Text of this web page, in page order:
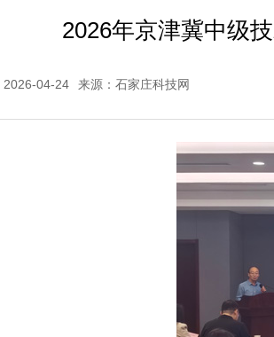
2026年京津冀中级
2026-04-24 来源：石家庄科技网